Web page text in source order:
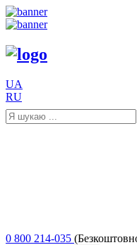
UA
RU
0 800 214-035